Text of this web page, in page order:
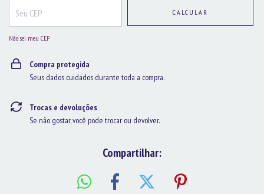
CALCULAR
Não sei meu CEP
Compra protegida
Seus dados cuidados durante toda a compra.
Trocas e devoluções
Se não gostar, você pode trocar ou devolver.
Compartilhar: